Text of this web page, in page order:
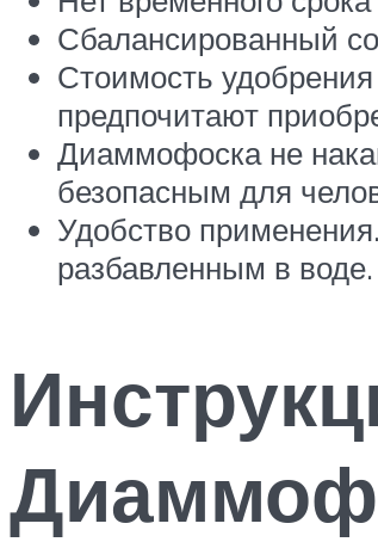
Сбалансированный
Стоимость
предпочитают
Диаммофоска не
безопасным для
Удобство
разбавленным в воде.